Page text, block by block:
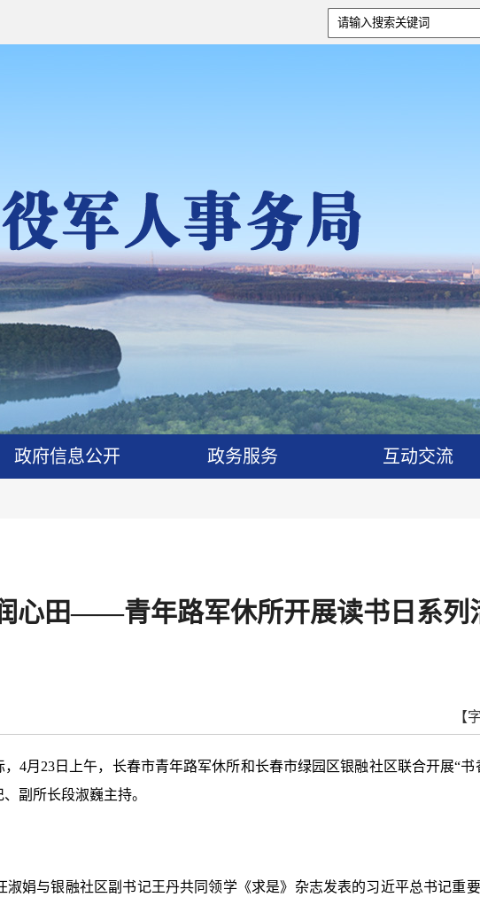
政府信息公开 政务服务 互动交流
心田——青年路军休所开展读书日系列
【
4月23日上午，长春市青年路军休所和长春市绿园区银融社区联合开展“书
副所长段淑巍主持。
娟与银融社区副书记王丹共同领学《求是》杂志发表的习近平总书记重